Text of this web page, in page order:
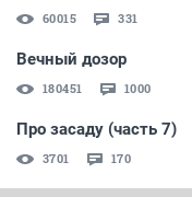
60015 331
Вечный дозор
180451 1000
Про засаду (часть 7)
3701 170